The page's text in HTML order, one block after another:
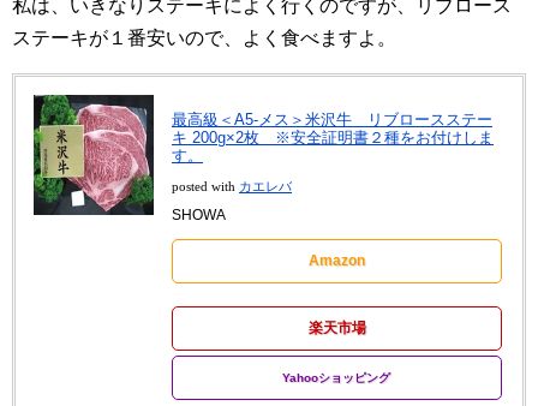
私は、いきなりステーキによく行くのですが、リブロース
ステーキが１番安いので、よく食べますよ。
最高級＜A5-メス＞米沢牛 リブロースステー
キ 200g×2枚 ※安全証明書２種をお付けしま
す。
posted with カエレバ
SHOWA
Amazon
楽天市場
Yahooショッピング